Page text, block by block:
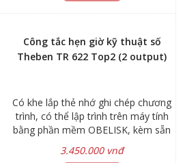
Công tắc hẹn giờ kỹ thuật số
Theben TR 622 Top2 (2 output)
Có khe lắp thẻ nhớ ghi chép chương
trình, có thể lập trình trên máy tính
bằng phần mềm OBELISK, kèm sẵn
3.450.000 vnđ